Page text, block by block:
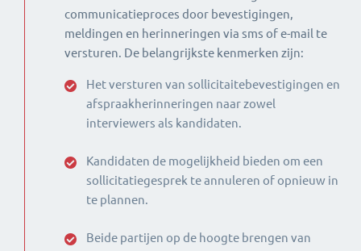
communicatieproces door bevestigingen,
meldingen en herinneringen via sms of e-mail te
versturen. De belangrijkste kenmerken zijn:
Het versturen van sollicitaitebevestigingen en
afspraakherinneringen naar zowel
interviewers als kandidaten.
Kandidaten de mogelijkheid bieden om een
sollicitatiegesprek te annuleren of opnieuw in
te plannen.
Beide partijen op de hoogte brengen van